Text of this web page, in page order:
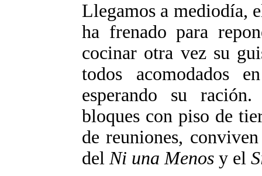
Llegamos a mediodía,
ha frenado para
cocinar otra vez su
todos acomodados
esperando su
bloques con piso de
de reuniones,
delNi una Menos y el